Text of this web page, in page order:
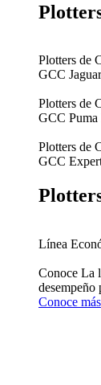
Plotters de
GCC
Plotters de
GCC
Plotters de
GCC
Línea
Conoce La
desempeño
Conoce más